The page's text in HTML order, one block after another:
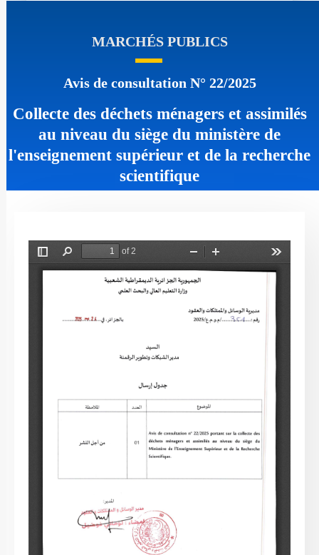
MARCHÉS PUBLICS
Avis de consultation N° 22/2025
Collecte des déchets ménagers et assimilés
au niveau du siège du ministère de
l'enseignement supérieur et de la recherche
scientifique